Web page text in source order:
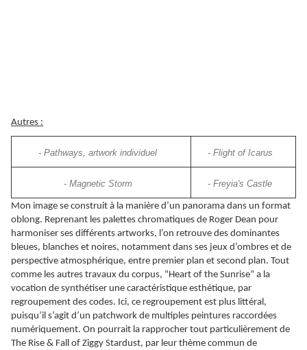
Autres :
- Pathways, artwork individuel - Flight of Icarus
- Magnetic Storm - Freyia's Castle
Mon image se construit à la manière d’un panorama dans un format
oblong. Reprenant les palettes chromatiques de Roger Dean pour
harmoniser ses différents artworks, l’on retrouve des dominantes
bleues, blanches et noires, notamment dans ses jeux d’ombres et de
perspective atmosphérique, entre premier plan et second plan. Tout
comme les autres travaux du corpus, “Heart of the Sunrise” a la
vocation de synthétiser une caractéristique esthétique, par
regroupement des codes. Ici, ce regroupement est plus littéral,
puisqu’il s’agit d’un patchwork de multiples peintures raccordées
numériquement. On pourrait la rapprocher tout particulièrement de
The Rise & Fall of Ziggy Stardust, par leur thème commun de